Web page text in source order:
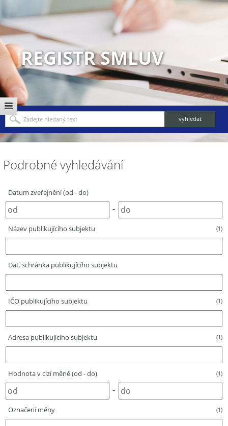
REGISTR SMLUV
Podrobné vyhledávání
Datum zveřejnění (od - do)
-
Název publikujícího subjektu (1)
Dat. schránka publikujícího subjektu
IČO publikujícího subjektu (1)
Adresa publikujícího subjektu (1)
Hodnota v cizí měně (od - do) (1)
-
Označení měny (1)